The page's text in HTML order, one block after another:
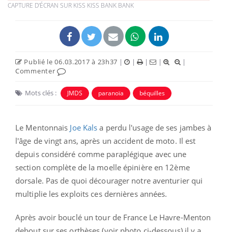
CAPTURE D'ÉCRAN SUR KISS KISS BANK BANK
Publié le 06.03.2017 à 23h37 | | | |
|
Commenter
Mots clés : JMDS paranoïa béquilles
Le Mentonnais Joe Kals a perdu l'usage de ses jambes à
l'âge de vingt ans, après un accident de moto. Il est
depuis considéré comme paraplégique avec une
section complète de la moelle épinière en 12ème
dorsale. Pas de quoi décourager notre aventurier qui
multiplie les exploits ces dernières années.
Après avoir bouclé un tour de France Le Havre-Menton